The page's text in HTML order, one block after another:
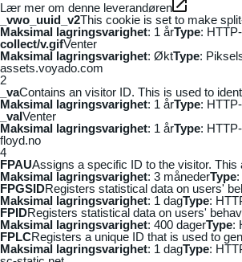
Lær mer om denne leverandøren
_vwo_uuid_v2This cookie is set to make
Maksimal lagringsvarighet: 1 årType:
collect/v.gifVenter
Maksimal lagringsvarighet: ØktType:
assets.voyado.com
2
_vaContains an visitor ID. This is used to
Maksimal lagringsvarighet: 1 årType:
_vaIVenter
Maksimal lagringsvarighet: 1 årType:
floyd.no
4
FPAUAssigns a specific ID to the visitor.
Maksimal lagringsvarighet: 3 månederType
FPGSIDRegisters statistical data on users'
Maksimal lagringsvarighet: 1 dagType:
FPIDRegisters statistical data on users'
Maksimal lagringsvarighet: 400 dagerType:
FPLCRegisters a unique ID that is used to
Maksimal lagringsvarighet: 1 dagType: